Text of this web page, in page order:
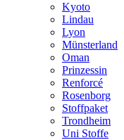
Kyoto
Lindau
Lyon
Münsterland
Oman
Prinzessin
Renforcé
Rosenborg
Stoffpaket
Trondheim
Uni Stoffe